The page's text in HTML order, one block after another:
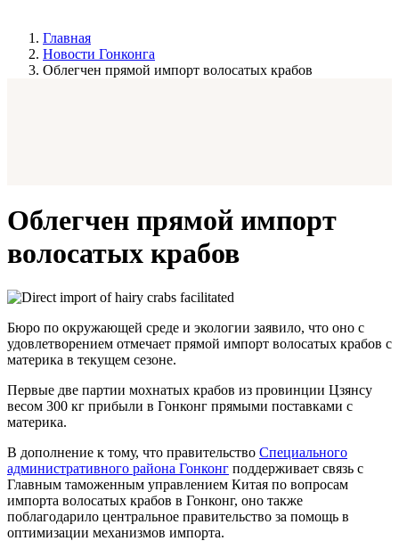
Главная
Новости Гонконга
Облегчен прямой импорт волосатых крабов
Облегчен прямой импорт
волосатых крабов
Бюро по окружающей среде и экологии заявило, что оно с
удовлетворением отмечает прямой импорт волосатых крабов с
материка в текущем сезоне.
Первые две партии мохнатых крабов из провинции Цзянсу
весом 300 кг прибыли в Гонконг прямыми поставками с
материка.
В дополнение к тому, что правительство Специального
административного района Гонконг поддерживает связь с
Главным таможенным управлением Китая по вопросам
импорта волосатых крабов в Гонконг, оно также
поблагодарило центральное правительство за помощь в
оптимизации механизмов импорта.